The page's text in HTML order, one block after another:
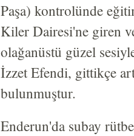
Paşa) kontrolünde
Kiler Dairesi'ne giren
olağanüstü güzel
İzzet Efendi, gittikçe
bulunmuştur.
Enderun'da subay